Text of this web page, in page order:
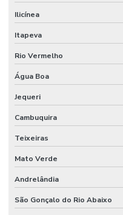
Ilicínea
Itapeva
Rio Vermelho
Água Boa
Jequeri
Cambuquira
Teixeiras
Mato Verde
Andrelândia
São Gonçalo do Rio Abaixo